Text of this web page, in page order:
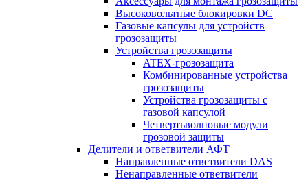
Высоковольтные блокировки DC
Газовые капсулы для устройств
грозозащиты
Устройства грозозащиты
ATEX-грозозащита
Комбинированные устройства
грозозащиты
Устройства грозозащиты с
газовой капсулой
Четвертьволновые модули
грозовой защиты
Делители и ответвители АФТ
Направленные ответвители DAS
Ненаправленные ответвители